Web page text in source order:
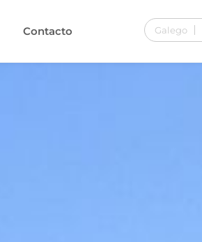
Contacto Galego